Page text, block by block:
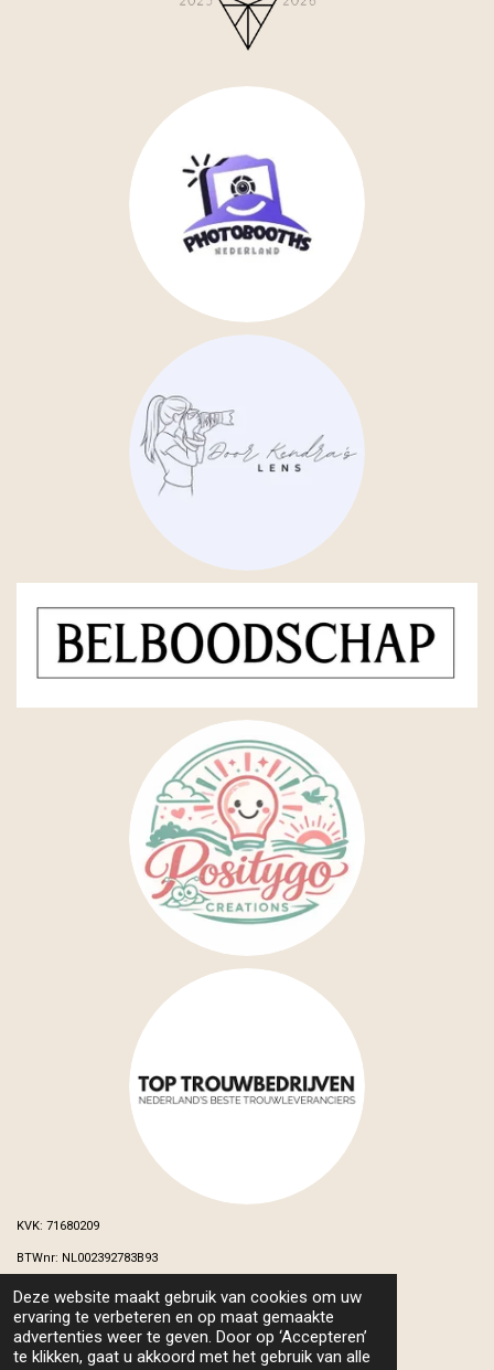
Deze website maakt gebruik van cookies om uw
ervaring te verbeteren en op maat gemaakte
advertenties weer te geven. Door op ‘Accepteren’
te klikken, gaat u akkoord met het gebruik van alle
KVK: 71680209
BTWnr: NL002392783B93
© 2024 - 2026 MB&s Wedding and Events
Powered by JouwWeb